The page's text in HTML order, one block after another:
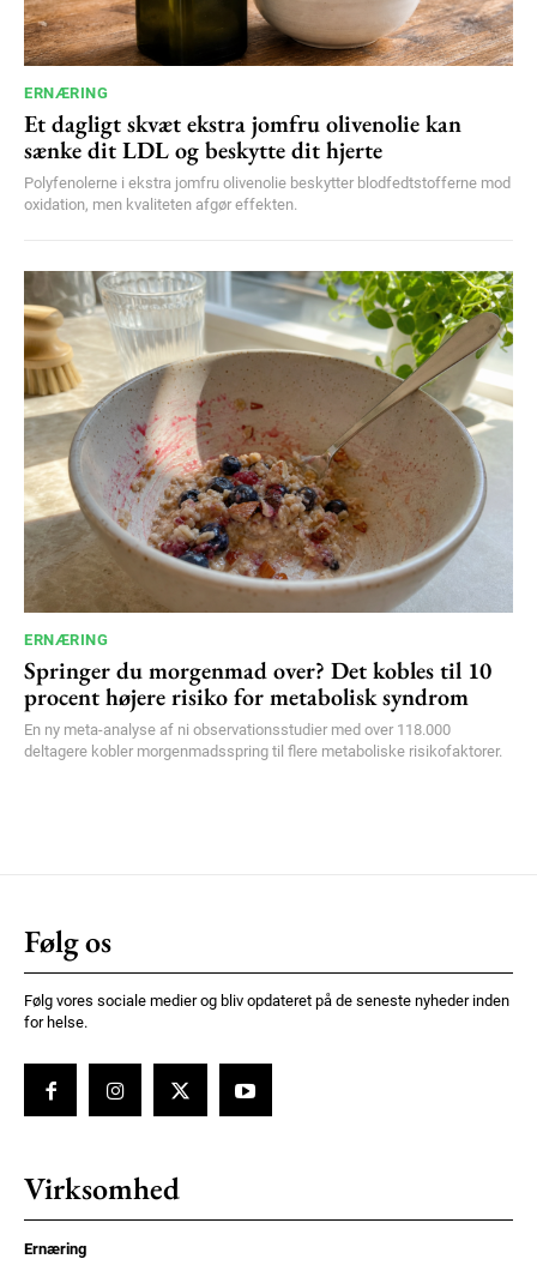
ERNÆRING
Et dagligt skvæt ekstra jomfru olivenolie kan
sænke dit LDL og beskytte dit hjerte
Polyfenolerne i ekstra jomfru olivenolie beskytter blodfedtstofferne mod
oxidation, men kvaliteten afgør effekten.
ERNÆRING
Springer du morgenmad over? Det kobles til 10
procent højere risiko for metabolisk syndrom
En ny meta-analyse af ni observationsstudier med over 118.000
deltagere kobler morgenmadsspring til flere metaboliske risikofaktorer.
Følg os
Følg vores sociale medier og bliv opdateret på de seneste nyheder inden
for helse.
Virksomhed
Ernæring